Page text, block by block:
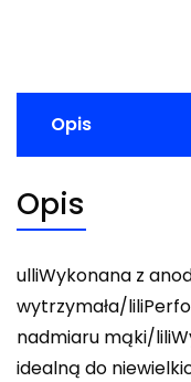
Opis
Opis
ulliWykonana z
wytrzymała/
nadmiaru mąki/
idealną do